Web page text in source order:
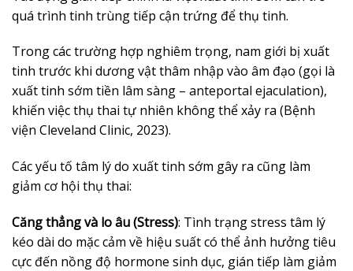
quá trình tinh trùng tiếp cận trứng để thụ tinh.
Trong các trường hợp nghiêm trọng, nam giới bị xuất
tinh trước khi dương vật thâm nhập vào âm đạo (gọi là
xuất tinh sớm tiền lâm sàng – anteportal ejaculation),
khiến việc thụ thai tự nhiên không thể xảy ra (Bệnh
viện Cleveland Clinic, 2023).
Các yếu tố tâm lý do xuất tinh sớm gây ra cũng làm
giảm cơ hội thụ thai:
Căng thẳng và lo âu (Stress): Tình trạng stress tâm lý
kéo dài do mặc cảm về hiệu suất có thể ảnh hưởng tiêu
cực đến nồng độ hormone sinh dục, gián tiếp làm giảm